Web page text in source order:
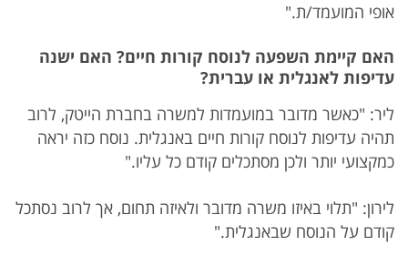
אופי המועמד/ת."
האם קיימת השפעה לנוסח קורות חיים? האם ישנה
עדיפות לאנגלית או עברית?
ליר: "כאשר מדובר במועמדות למשרה בחברת הייטק, לרוב
תהיה עדיפות לנוסח קורות חיים באנגלית. נוסח כזה יראה
כמקצועי יותר ולכן מסתכלים קודם כל עליו."
לירון: "תלוי באיזו משרה מדובר ולאיזה תחום, אך לרוב נסתכל
קודם על הנוסח שבאנגלית."